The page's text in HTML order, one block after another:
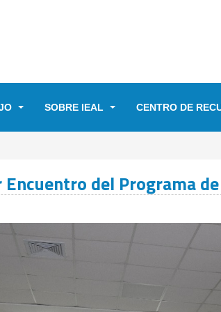
SOBRE IEAL CENTRO DE
A LA NAVEGACIÓN
del Programa